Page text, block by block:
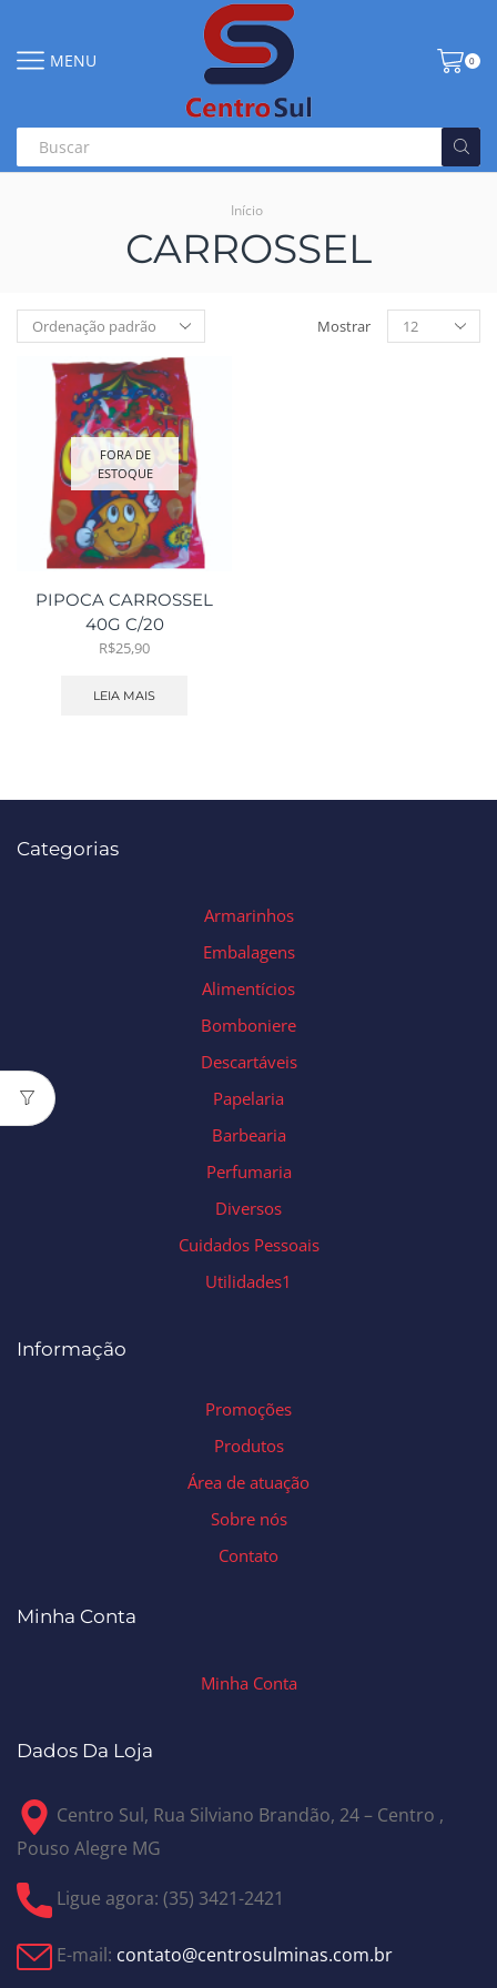
MENU 0
Início
CARROSSEL
Mostrar
FORA DE
ESTOQUE
PIPOCA CARROSSEL
40G C/20
R$25,90
LEIA MAIS
Categorias
Armarinhos
Embalagens
Alimentícios
Bomboniere
Descartáveis
Papelaria
Barbearia
Perfumaria
Diversos
Cuidados Pessoais
Utilidades1
Informação
Promoções
Produtos
Área de atuação
Sobre nós
Contato
Minha Conta
Minha Conta
Dados Da Loja
Centro Sul, Rua Silviano Brandão, 24 – Centro ,
Pouso Alegre MG
Ligue agora: (35) 3421-2421
E-mail: contato@centrosulminas.com.br